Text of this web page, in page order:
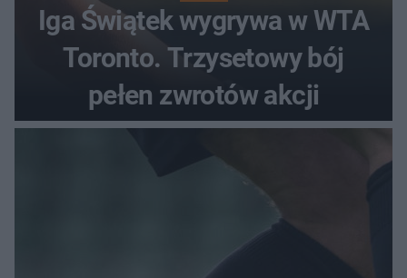
Iga Świątek wygrywa w WTA
Toronto. Trzysetowy bój
pełen zwrotów akcji